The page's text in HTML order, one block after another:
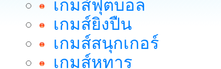
เกมส์ฟุตบอล
เกมส์ยิงปืน
เกมส์สนุกเกอร์
เกมส์หทาร